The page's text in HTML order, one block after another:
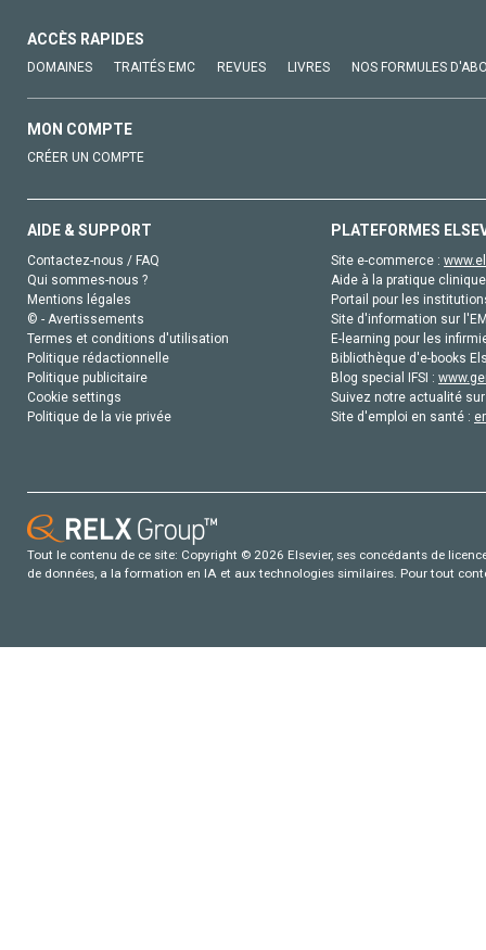
ACCÈS RAPIDES
DOMAINES TRAITÉS EMC REVUES LIVRES NOS FORMULES
MON COMPTE
CRÉER UN COMPTE
AIDE & SUPPORT
Contactez-nous / FAQ
Qui sommes-nous ?
Mentions légales
© - Avertissements
Termes et conditions d'utilisation
Politique rédactionnelle
Politique publicitaire
Cookie settings
Politique de la vie privée
PLATEFORMES
Site e-commerce :
Aide à la pratique
Portail pour les
Site d'information sur
E-learning pour les
Bibliothèque d'e-books
Blog special IFSI :
Suivez notre actualité
Site d'emploi en santé :
Tout le contenu de ce site: Copyright © 2026 Elsevier, ses concédants de
de données, a la formation en IA et aux technologies similaires. Pour tout